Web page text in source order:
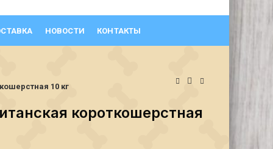
НОВОСТИ КОНТАКТЫ
10 кг
короткошерстная